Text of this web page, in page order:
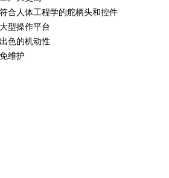
符合人体工程学的舵柄头和控件
大型操作平台
出色的机动性
免维护